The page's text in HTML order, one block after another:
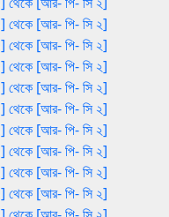
থেকে [আর- পি- সি ২]
থেকে [আর- পি- সি ২]
থেকে [আর- পি- সি ২]
থেকে [আর- পি- সি ২]
থেকে [আর- পি- সি ২]
থেকে [আর- পি- সি ২]
থেকে [আর- পি- সি ২]
থেকে [আর- পি- সি ২]
থেকে [আর- পি- সি ২]